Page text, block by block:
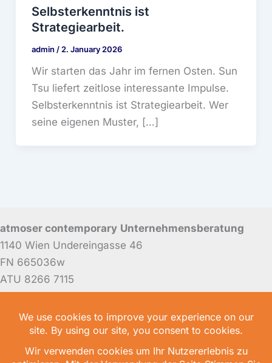
Selbsterkenntnis ist
Strategiearbeit.
admin / 2. January 2026
Wir starten das Jahr im fernen Osten. Sun
Tsu liefert zeitlose interessante Impulse.
Selbsterkenntnis ist Strategiearbeit. Wer
seine eigenen Muster, […]
atmoser contemporary Unternehmensberatung
1140 Wien Undereingasse 46
FN 665036w
ATU 8266 7115
und Informationstechnologie
Folgen Sie mir auf LinkedIn.